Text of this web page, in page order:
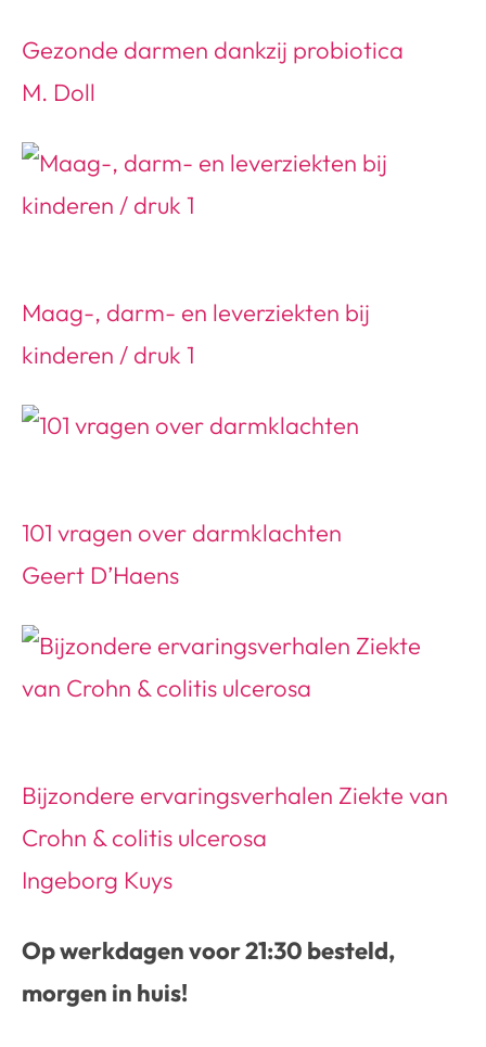
Gezonde darmen dankzij probiotica
M. Doll
Maag-, darm- en leverziekten bij
kinderen / druk 1
101 vragen over darmklachten
Geert D’Haens
Bijzondere ervaringsverhalen Ziekte van
Crohn & colitis ulcerosa
Ingeborg Kuys
Op werkdagen voor 21:30 besteld,
morgen in huis!